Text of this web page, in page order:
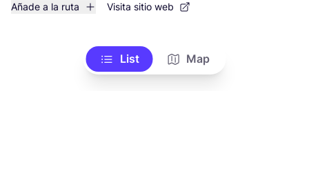
Añade a la ruta Visita sitio web
List Map